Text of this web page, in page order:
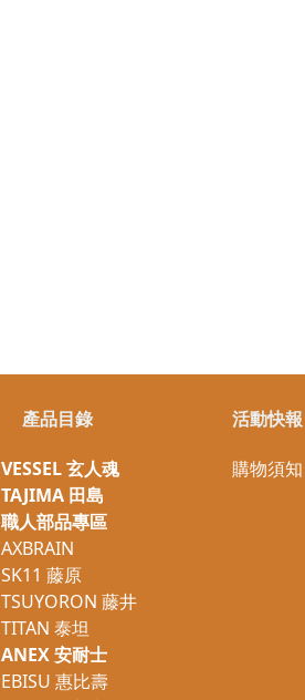
產品目錄
VESSEL 玄人魂
TAJIMA 田島
職人部品專區
AXBRAIN
SK11 藤原
TSUYORON 藤井
TITAN 泰坦
ANEX 安耐士
EBISU 惠比壽
活動快報
購物須知